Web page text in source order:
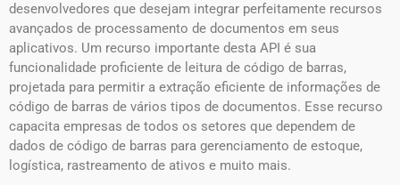
desenvolvedores que desejam integrar perfeitamente recursos
avançados de processamento de documentos em seus
aplicativos. Um recurso importante desta API é sua
funcionalidade proficiente de leitura de código de barras,
projetada para permitir a extração eficiente de informações de
código de barras de vários tipos de documentos. Esse recurso
capacita empresas de todos os setores que dependem de
dados de código de barras para gerenciamento de estoque,
logística, rastreamento de ativos e muito mais.